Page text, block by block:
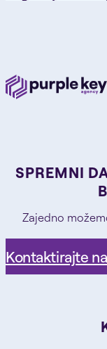
SPREMNI
Zajedno
Kontaktirajte